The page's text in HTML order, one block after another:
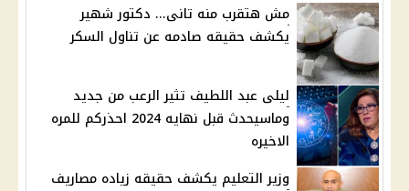
مش هتقرب منه تانى... دكتور شهير
يكشف حقيقه صادمه عن تناول السكر
ليلى عبد اللطيف تثير الرعب من جديد
وماسيحدث قبل نهايه 2024 احذركم للمره
الاخيره
وزير التعليم يكشف حقيقه زياده مصاريف